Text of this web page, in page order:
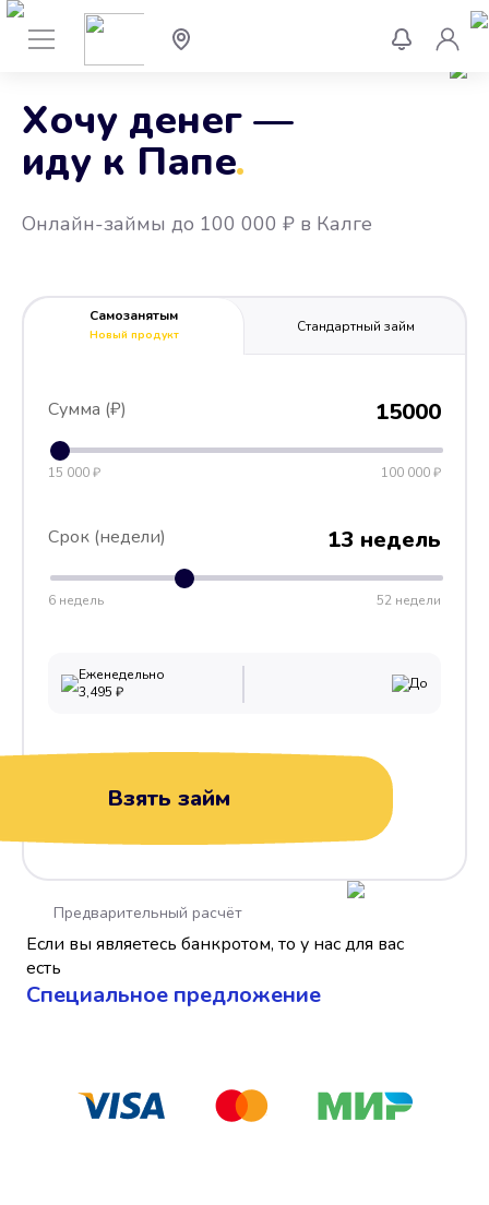
Хочу денег —
иду к Папе
.
Онлайн-займы до 100 000 ₽ в Калге
Самозанятым
Новый продукт
Стандартный займ
Сумма (₽) 15000
15 000 ₽ 100 000 ₽
Срок (недели) 13 недель
6 недель 52 недели
Еженедельно
3,495 ₽ До
Взять займ
Если вы являетесь банкротом, то у нас для вас
есть
Cпециальное предложение
Предварительный расчёт